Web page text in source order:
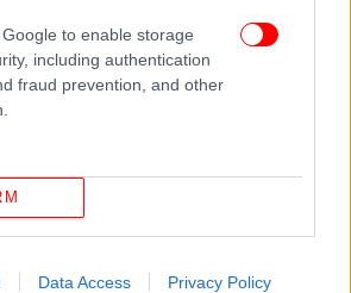
to enable storage
including authentication
fraud prevention, and other
Data Access Privacy Policy